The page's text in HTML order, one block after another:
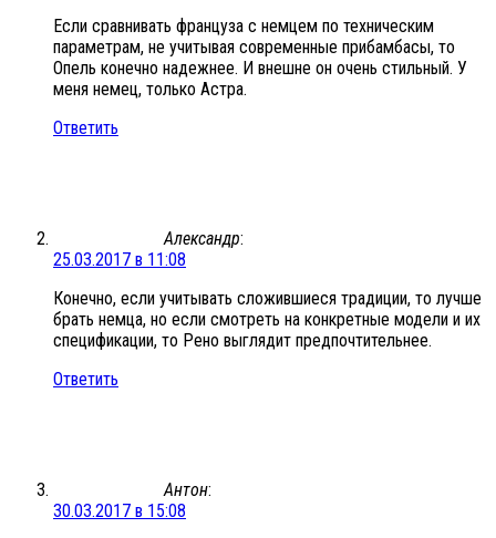
Если сравнивать француза с немцем по техническим
параметрам, не учитывая современные прибамбасы, то
Опель конечно надежнее. И внешне он очень стильный. У
меня немец, только Астра.
Ответить
Александр:
25.03.2017 в 11:08
Конечно, если учитывать сложившиеся традиции, то лучше
брать немца, но если смотреть на конкретные модели и их
спецификации, то Рено выглядит предпочтительнее.
Ответить
Антон:
30.03.2017 в 15:08